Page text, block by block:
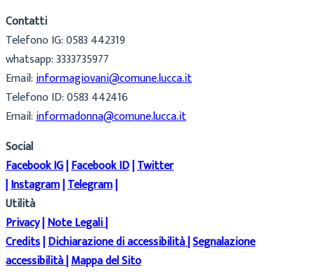
Contatti
Telefono IG: 0583 442319
whatsapp: 3333735977
Email:informagiovani@comune.lucca.it
Telefono ID: 0583 442416
Email:informadonna@comune.lucca.it
Social
Facebook IG|Facebook ID|Twitter
|Instagram|Telegram|
Utilità
Privacy|Note Legali|
Credits|Dichiarazione di accessibilità|Segnalazione
accessibilità|Mappa del Sito